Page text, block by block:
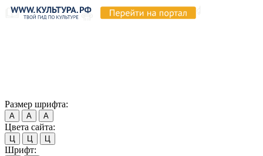
Размер шрифта:
А А А
Цвета сайта:
Ц Ц Ц
Шрифт: